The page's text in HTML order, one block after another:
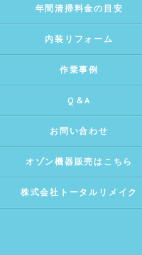
年間清掃料金の目安
内装リフォーム
作業事例
Q＆A
お問い合わせ
オゾン機器販売はこちら
株式会社トータルリメイク